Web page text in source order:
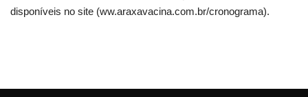
disponíveis no site (ww.araxavacina.com.br/cronograma).